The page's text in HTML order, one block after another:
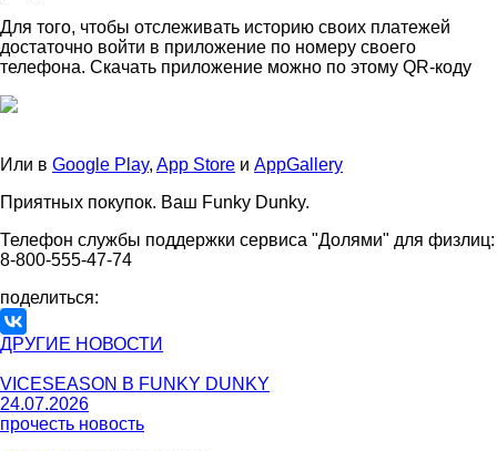
Для того, чтобы отслеживать историю своих платежей
достаточно войти в приложение по номеру своего
телефона. Скачать приложение можно по этому QR-коду
Или в Google Play, App Store и AppGallery
Приятных покупок. Ваш Funky Dunky.
Телефон службы поддержки сервиса "Долями" для физлиц:
8-800-555-47-74
поделиться:
ДРУГИЕ НОВОСТИ
VICESEASON В FUNKY DUNKY
24.07.2026
прочесть новость